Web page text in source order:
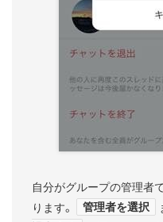
自分がグループの管理者
ります。
管理者を選択